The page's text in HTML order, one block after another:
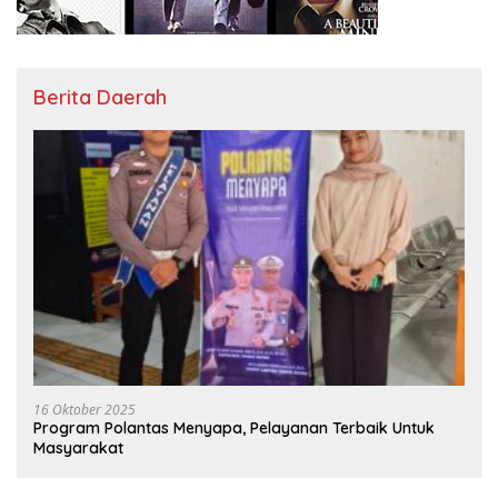
Berita Daerah
16 Oktober 2025
Program Polantas Menyapa, Pelayanan Terbaik Untuk
Masyarakat